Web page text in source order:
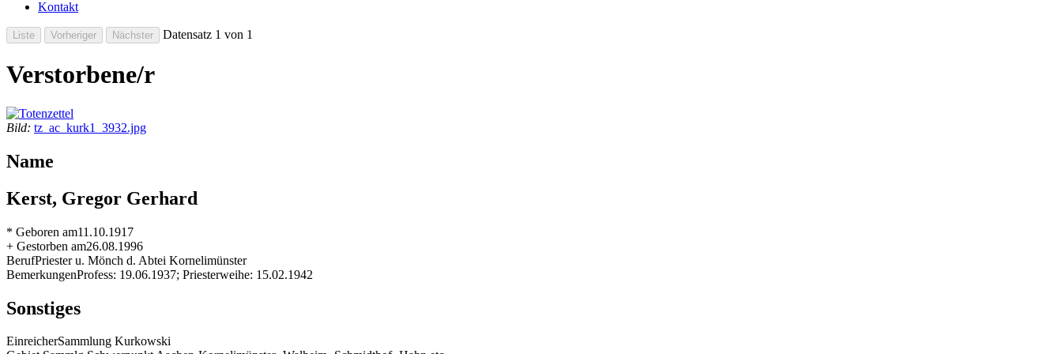
Kontakt
Datensatz 1 von 1
Verstorbene/r
Bild: tz_ac_kurk1_3932.jpg
Name
Kerst, Gregor Gerhard
* Geboren am11.10.1917
+ Gestorben am26.08.1996
BerufPriester u. Mönch d. Abtei Kornelimünster
BemerkungenProfess: 19.06.1937; Priesterweihe: 15.02.1942
Sonstiges
EinreicherSammlung Kurkowski